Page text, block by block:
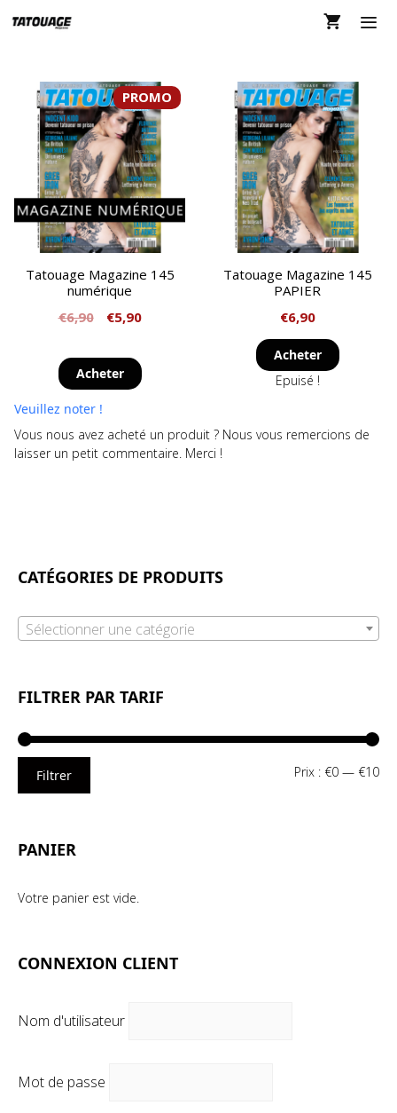
au
PROMO
Tatouage Magazine 145
numérique
€6,90 €5,90
Acheter
Tatouage Magazine 145
PAPIER
€6,90
Acheter
Epuisé !
Veuillez noter !
Vous nous avez acheté un produit ? Nous vous remercions de
laisser un petit commentaire. Merci !
CATÉGORIES DE PRODUITS
Sélectionner une catégorie
FILTRER PAR TARIF
Filtrer Prix : €0 — €10
PANIER
Votre panier est vide.
CONNEXION CLIENT
Nom d'utilisateur
Mot de passe